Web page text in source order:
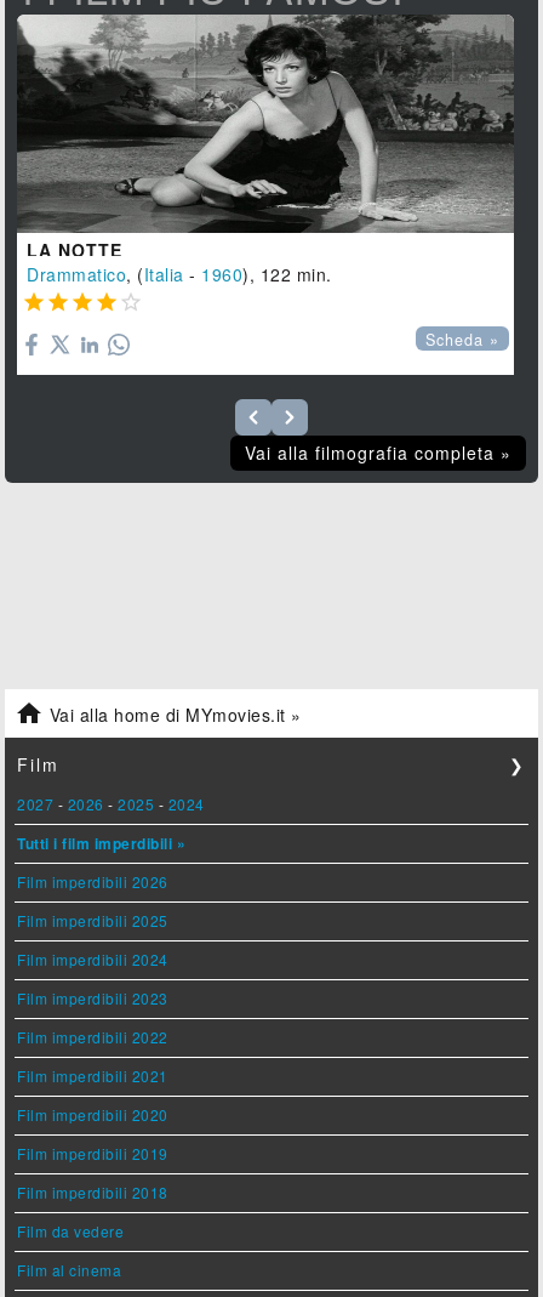
LA NOTTE
Drammatico, (Italia - 1960), 122 min.
    
Scheda »
Vai alla filmografia completa »
 Vai alla home di MYmovies.it »
Film ❯
2027 - 2026 -2025 - 2024
Tutti i film imperdibili »
Film imperdibili 2026
Film imperdibili 2025
Film imperdibili 2024
Film imperdibili 2023
Film imperdibili 2022
Film imperdibili 2021
Film imperdibili 2020
Film imperdibili 2019
Film imperdibili 2018
Film da vedere
Film al cinema